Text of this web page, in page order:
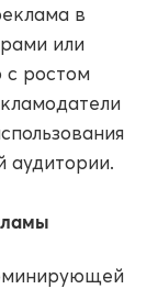
в
или
ростом
аудитории.